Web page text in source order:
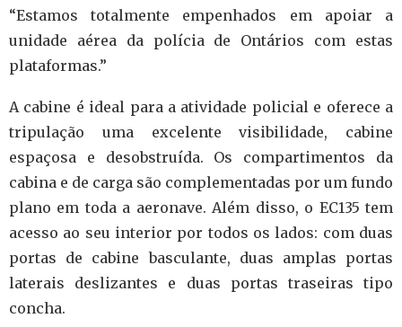
“Estamos totalmente empenhados em apoiar a
unidade aérea da polícia de Ontários com estas
plataformas.”
A cabine é ideal para a atividade policial e oferece a
tripulação uma excelente visibilidade, cabine
espaçosa e desobstruída.
Os compartimentos da
cabina e de carga são complementadas por um fundo
plano em toda a aeronave. Além disso, o EC135 tem
acesso ao seu interior por todos os lados: com duas
portas de cabine basculante, duas amplas portas
laterais deslizantes e duas portas traseiras tipo
concha.